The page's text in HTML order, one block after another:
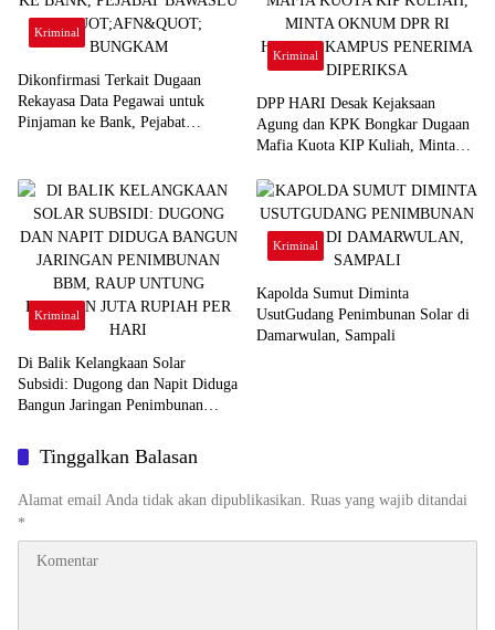
Kriminal
Dikonfirmasi Terkait Dugaan
Rekayasa Data Pegawai untuk
Pinjaman ke Bank, Pejabat
Kriminal
DPP HARI Desak Kejaksaan
Agung dan KPK Bongkar Dugaan
Mafia Kuota KIP Kuliah, Minta
Penerima Diperiksa
Kriminal
Di Balik Kelangkaan Solar
Subsidi: Dugong dan Napit Diduga
Bangun Jaringan Penimbunan
Rupiah per Hari
Kriminal
Kapolda Sumut Diminta
UsutGudang Penimbunan Solar di
Damarwulan, Sampali
Tinggalkan Balasan
Alamat email Anda tidak akan dipublikasikan. Ruas yang wajib ditandai
*